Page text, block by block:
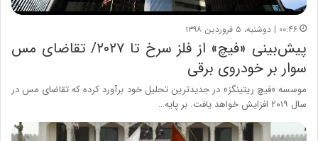
۰۰:۴۶ | دوشنبه، ۵ فروردین ۱۳۹۸
پیش‌بینی «فیچ» از فلز سرخ تا ۲۰۲۷/ تقاضای مس
سوار بر خودروی برقی
موسسه «فیچ ریتینگز» در جدیدترین تحلیل خود برآورد کرده که تقاضای مس در
سال ۲۰۱۹ افزایش خواهد یافت. بر پایه…